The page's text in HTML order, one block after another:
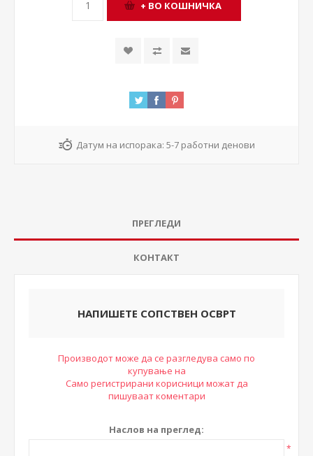
Датум на испорака: 5-7 работни денови
ПРЕГЛЕДИ
КОНТАКТ
НАПИШЕТЕ СОПСТВЕН ОСВРТ
Производот може да се разгледува само по
купување на
Само регистрирани корисници можат да
пишуваат коментари
Наслов на преглед:
*